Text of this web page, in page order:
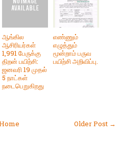
ஆங்கில
ஆசிரியர்கள்
1,991 பேருக்கு
திறன் பயிற்சி:
ஜனவரி 19 முதல்
5 நாட்கள்
நடைபெறுகிறது
எண்ணும்
எழுத்தும்
மூன்றாம் பருவ
பயிற்சி அறிவிப்பு.
Older Post →